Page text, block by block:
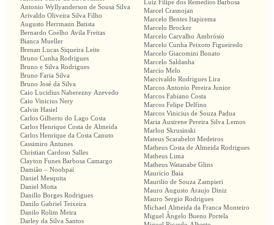
Antonio Wyllyanderson de Sousa Silva
Arivaldo Oliveira Silva Filho
Augusto Herrmann Batista
Bernardo Coelho Avila Freitas
Bianca Mueller
Brenan Lucas Siqueira Leite
Bruno Cunha Rodrigues
Bruno e Silva Rodrigues
Bruno Faria Silva
Bruno José da Silva
Caio Lucidius Naberezny Azevedo
Caio Vinicius Nery
Calvin Hasiel
Carlos Gilberto do Lago Costa
Carlos Henrique Costa de Almeida
Carlos Henrique da Costa Canuto
Cassimiro Antunes
Christian Cardoso Salles
Clayton Funes Barbosa Camargo
Damião – Noobpai
Daniel Mesquita
Daniel Motta
Danillo Borges Rodrigues
Danilo Gabriel Teixeira
Danilo Rolim Meira
Darley da Silva Santos
Luiz Filipe dos Remedios Barbosa
Marcel Crasnojan
Marcelo Bentes Itapirema
Marcelo Brocker
Marcelo Carvalho Ambrósio
Marcelo Cunha Peixoto Figueiredo
Marcelo Giacomini Bonato
Marcelo Saldanha
Marcio Melo
Marcivaldo Rodrigues Lira
Marcos Antonio Pereira Junior
Marcos Fabiano Costa
Marcos Felipe Delfino
Marcos Vinicius de Souza Padua
Maria Ausirene Pereira Silva Lemos
Marlon Skrusinski
Mateus Scarabelot Medeiros
Matheus Costa de Almeida Rodrigues
Matheus Lima
Matheus Watanabe Glins
Mauricio Baia
Maurilio de Souza Zampieri
Mauro Augusto Araujo Diniz
Mauro Sergio Rodrigues
Michael Almeida da Franca Monteiro
Miguel Ângelo Bueno Portela